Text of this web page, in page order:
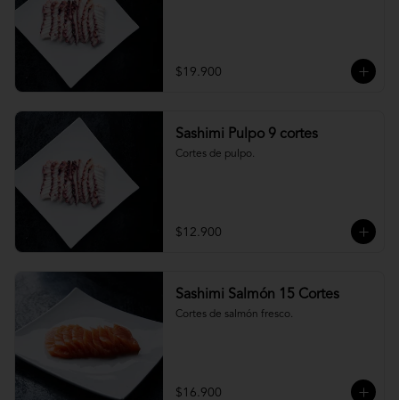
$19.900
Sashimi Pulpo 9 cortes
Cortes de pulpo.
$12.900
Sashimi Salmón 15 Cortes
Cortes de salmón fresco.
$16.900